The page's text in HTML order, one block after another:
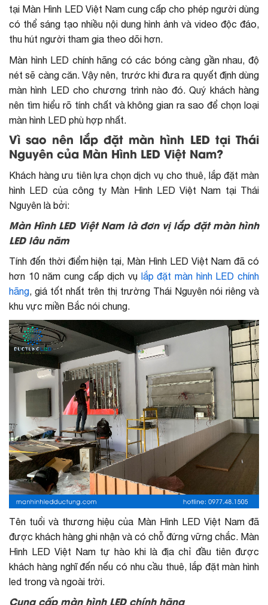
tại Màn Hình LED Việt Nam cung cấp cho phép người dùng
có thể sáng tạo nhiều nội dung hình ảnh và video độc đáo,
thu hút người tham gia theo dõi hơn.
Màn hình LED chính hãng có các bóng càng gần nhau, độ
nét sẽ càng căn. Vậy nên, trước khi đưa ra quyết định dùng
màn hình LED cho chương trình nào đó. Quý khách hàng
nên tìm hiểu rõ tính chất và không gian ra sao để chọn loại
màn hình LED phù hợp nhất.
Vì sao nên lắp đặt màn hình LED tại Thái
Nguyên của Màn Hình LED Việt Nam?
Khách hàng ưu tiên lựa chọn dịch vụ cho thuê, lắp đặt màn
hình LED của công ty Màn Hình LED Việt Nam tại Thái
Nguyên là bởi:
Màn Hình LED Việt Nam là đơn vị lắp đặt màn hình
LED lâu năm
Tính đến thời điểm hiện tại, Màn Hình LED Việt Nam đã có
hơn 10 năm cung cấp dịch vụ lắp đặt màn hình LED chính
hãng, giá tốt nhất trên thị trường Thái Nguyên nói riêng và
khu vực miền Bắc nói chung.
Tên tuổi và thương hiệu của Màn Hình LED Việt Nam đã
được khách hàng ghi nhận và có chỗ đứng vững chắc. Màn
Hình LED Việt Nam tự hào khi là địa chỉ đầu tiên được
khách hàng nghĩ đến nếu có nhu cầu thuê, lắp đặt màn hình
led trong và ngoài trời.
Cung cấp màn hình LED chính hãng